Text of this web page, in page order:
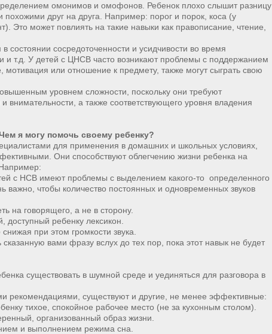
омонимов и омофонов. Ребенок плохо слышит разницу
похожими друг на друга. Например: порог и порок, коса (у
Это может повлиять на такие навыки как правописание, чтение,
состоянии сосредоточенности и усидчивости во время
и т.д. У детей с ЦНСВ часто возникают проблемы с поддержанием
мотивация или отношение к предмету, также могут сыграть свою
уровнем сложности, поскольку они требуют
внимательности, а также соответствующего уровня владения
я могу помочь своему ребенку?
для применения в домашних и школьных условиях,
Они способствуют облегчению жизни ребенка на
с НСВ имеют проблемы с выделением какого-то определенного
важно, чтобы количество постоянных и одновременных звуков
на говорящего, а не в сторону.
доступный ребенку лексикон.
при этом громкости звука.
сказанную вами фразу вслух до тех пор, пока этот навык не будет
существовать в шумной среде и уединяться для разговора в
рекомендациями, существуют и другие, не менее эффективные:
тихое, спокойное рабочее место (не за кухонным столом).
организованный образ жизни.
и выполнением режима сна.